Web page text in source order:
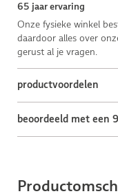
65 jaar ervaring
Onze fysieke winkel
daardoor alles over
gerust al je vragen.
productvoordelen
beoordeeld met een